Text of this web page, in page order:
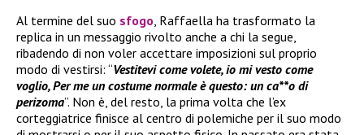
Al termine del suo sfogo , Raffaella ha trasformato la
replica in un messaggio rivolto anche a chi la segue,
ribadendo di non voler accettare imposizioni sul proprio
modo di vestirsi: “Vestitevi come volete, io mi vesto come
voglio, Per me un costume normale è questo: un ca**o di
perizoma”. Non è, del resto, la prima volta che l’ex
corteggiatrice finisce al centro di polemiche per il suo modo